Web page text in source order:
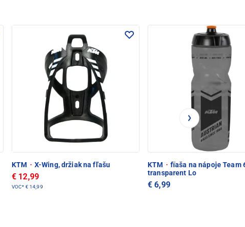
KTM · X-Wing, držiak na fľašu
€ 12,99
VOC* € 14,99
KTM · fïaša na nápoje Team
transparent Lo
€ 6,99